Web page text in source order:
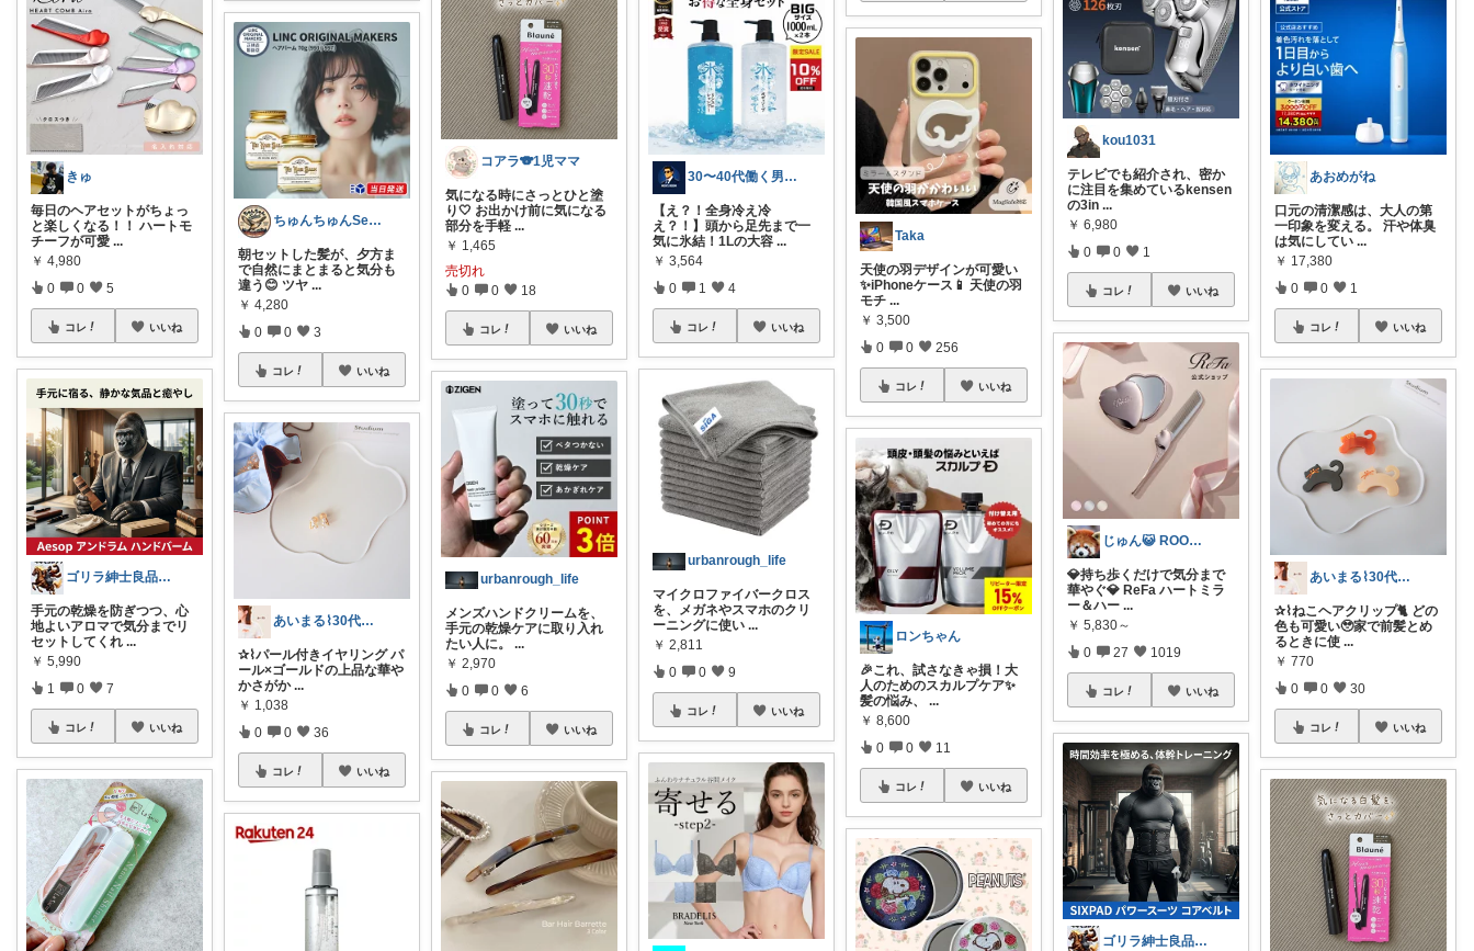
きゅ
毎日のヘアセットがちょっ
と楽しくなる！！ ハートモ
チーフが可愛 ...
￥ 4,980
0 0 5
コレ いいね
ゴリラ紳士良品図鑑🦍経由購入感謝です！
手元の乾燥を防ぎつつ、心
地よいアロマで気分までリ
セットしてくれ ...
￥ 5,990
1 0 7
コレ いいね
ちゅんちゅんSelect
朝セットした髪が、夕方ま
で自然にまとまると気分も
違う😊 ツヤ ...
￥ 4,280
0 0 3
コレ いいね
あいまる⌇30代ワーママの暮らしと育児
✰⌇パール付きイヤリング パ
ール×ゴールドの上品な華や
かさがか ...
￥ 1,038
0 0 36
コレ いいね
コアラ🐨1児ママ
気になる時にさっとひと塗
り🤍 お出かけ前に気になる
部分を手軽 ...
￥ 1,465
売切れ
0 0 18
コレ いいね
urbanrough_life
メンズハンドクリームを、
手元の乾燥ケアに取り入れ
たい人に。...
￥ 2,970
0 0 6
コレ いいね
30〜40代働く男性のためのROOM
【え？！全身冷え冷
え？！】頭から足先まで一
気に氷結！1Lの大容 ...
￥ 3,564
0 1 4
コレ いいね
urbanrough_life
マイクロファイバークロス
を、メガネやスマホのクリ
ーニングに使い ...
￥ 2,811
0 0 9
コレ いいね
Taka
天使の羽デザインが可愛い
✨iPhoneケース📱 天使の羽
モチ ...
￥ 3,500
0 0 256
コレ いいね
ロンちゃん
🎉これ、試さなきゃ損！大
人のためのスカルプケア✨
髪の悩み、
...
￥ 8,600
0 0 11
コレ いいね
kou1031
テレビでも紹介され、密か
に注目を集めているkensen
の3in ...
￥ 6,980
0 0 1
コレ いいね
じゅん😺 ROOM💖🎵
💎持ち歩くだけで気分まで
華やぐ💎 ReFa ハートミラ
ー＆ハー ...
￥ 5,830～
0 27 1019
コレ いいね
ゴリラ紳士良品図鑑🦍経由購入感謝です！
あおめがね
口元の清潔感は、大人の第
一印象を変える。 汗や体臭
は気にしてい ...
￥ 17,380
0 0 1
コレ いいね
あいまる⌇30代ワーママの暮らしと育児
✰⌇ねこヘアクリップ🐈 どの
色も可愛い🥹家で前髪とめ
るときに使 ...
￥ 770
0 0 30
コレ いいね